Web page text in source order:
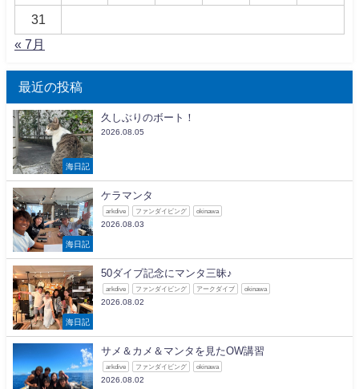
31
« 7月
最近の投稿
海日記
久しぶりのボート！
2026.08.05
海日記
ケラマンタ
arkdive ファンダイビング okinawa
2026.08.03
海日記
50ダイブ記念にマンタ三昧♪
arkdive ファンダイビング アークダイブ okinawa
2026.08.02
サメ＆カメ＆マンタを見たOW講習
arkdive ファンダイビング okinawa
2026.08.02